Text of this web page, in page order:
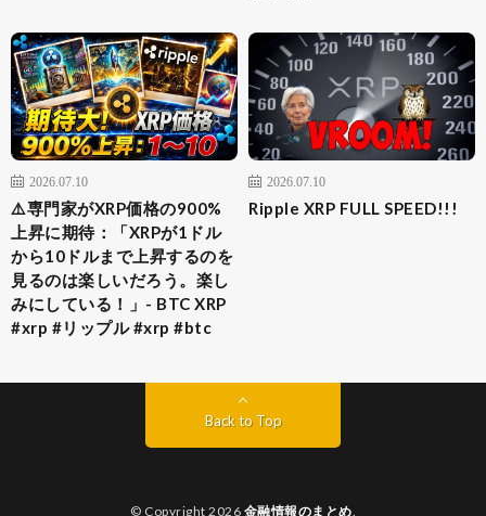
2026.07.10
⚠️専門家がXRP価格の900%
上昇に期待：「XRPが1ドル
から10ドルまで上昇するのを
見るのは楽しいだろう。楽し
みにしている！」- BTC XRP
#xrp #リップル #xrp #btc
2026.07.10
Ripple XRP FULL SPEED!!!
Back to Top
© Copyright 2026 金融情報のまとめ